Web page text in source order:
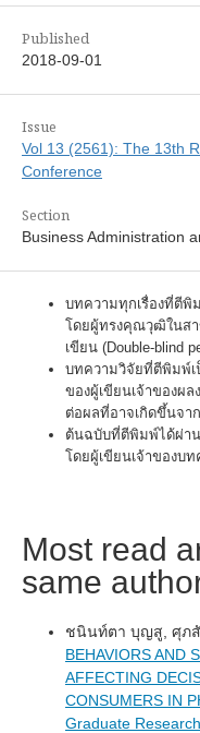
Published
2018-09-01
Issue
Vol 13 (2561): The 13th
Conference
Section
Business Administration
บทความทุกเรื่องที่ตีพิ
โดยผู้ทรงคุณวุฒิในสา
เขียน (Double-blind
บทความวิจัยที่ตีพิมพ์
ของผู้เขียนเจ้าของผ
ต่อผลที่อาจเกิดขึ้นจา
ต้นฉบับที่ตีพิมพ์ได้ผ่าน
โดยผู้เขียนเจ้าของบ
Most read
same
ชนินท์ตา บุญสู, ศุภ
BEHAVIORS AND
AFFECTING
CONSUMERS IN
Graduate